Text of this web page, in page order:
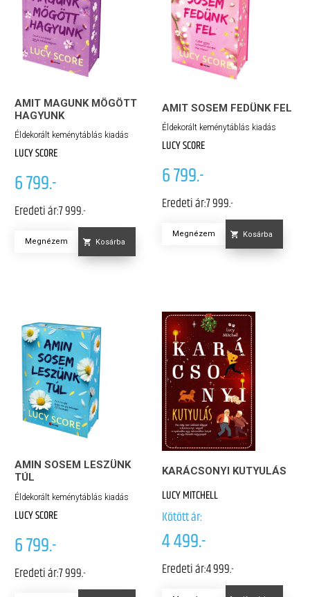
AMIT MAGUNK MÖGÖTT
HAGYUNK
Éldekorált keménytáblás kiadás
LUCY SCORE
6 799.-
Eredeti ár:7 999.-
Megnézem Kosárba
AMIT SOSEM FEDÜNK FEL
Éldekorált keménytáblás kiadás
LUCY SCORE
6 799.-
Eredeti ár:7 999.-
Megnézem Kosárba
AMIN SOSEM LESZÜNK
TÚL
Éldekorált keménytáblás kiadás
LUCY SCORE
6 799.-
Eredeti ár:7 999.-
KARÁCSONYI KUTYULÁS
LUCY MITCHELL
Kötött ár:
4 499.-
Eredeti ár:4 999.-